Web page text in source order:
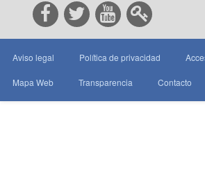
Aviso legal Política de privacidad
Mapa Web Transparencia Contacto